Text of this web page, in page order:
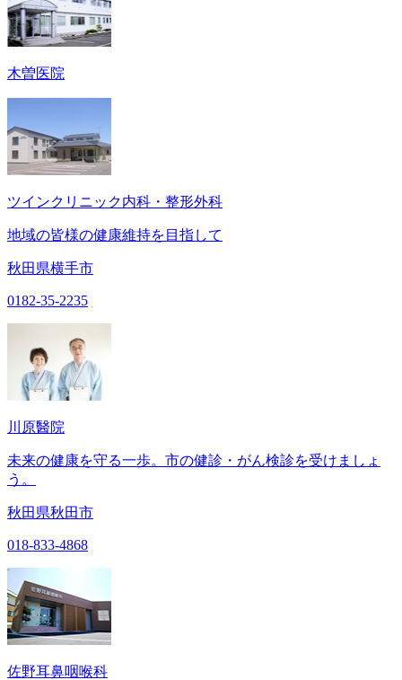
木曽医院
ツインクリニック内科・整形外科
地域の皆様の健康維持を目指して
秋田県横手市
0182-35-2235
川原醫院
未来の健康を守る一歩。市の健診・がん検診を受けましょ
う。
秋田県秋田市
018-833-4868
佐野耳鼻咽喉科